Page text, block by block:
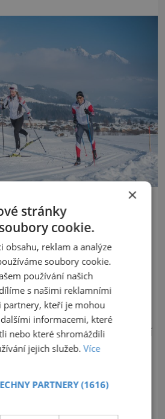
straně Kitzbühelu,
se klasickým
po jedné z tratí,
až do délky 60
také osvětlená trasa,
pohledem na noční
V okolí Kitzbühelu
Wilder Kaiser, přes
na Pass Thurn, horský
ve výšce 1274 metrů nad
×
stránky
cookie.
obsahu, reklam a analýze
soubory cookie.
používání našich
s našimi reklamními
partnery, kteří je mohou
informacemi, které
nebo které shromáždili
jejich služeb.Více
PARTNERY(1616)